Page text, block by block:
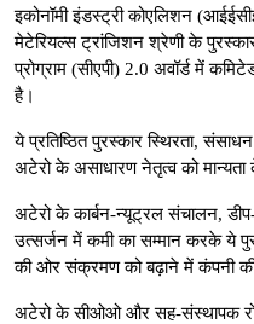
इकोनॉमी इंडस्ट्री कोएलिशन
मेटेरियल्स ट्रांजिशन श्रेणी के
प्रोग्राम (सीएपी) 2.0 अवॉर्ड में
है।
ये प्रतिष्ठित पुरस्कार स्थिरता,
अटेरो के असाधारण नेतृत्व को मान्यता
अटेरो के कार्बन-न्यूट्रल संचालन,
उत्सर्जन में कमी का सम्मान करके ये
की ओर संक्रमण को बढ़ाने में कंपनी की
अटेरो के सीओओ और सह-संस्थापक